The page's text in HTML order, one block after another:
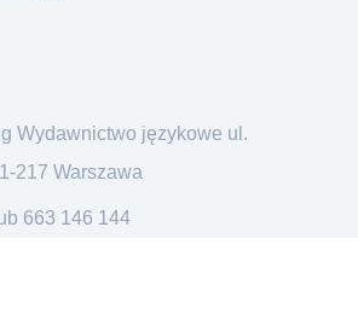
Wydawnictwo językowe ul.
217 Warszawa
663 146 144